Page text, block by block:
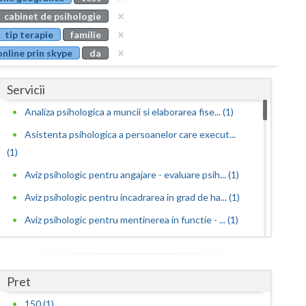
Buzau
Calarasi
Caras-Severin
Constanta
Dambovita
Dolj
Galati
cabinet de psihologie
tip terapie
familie
prin skype
da
Servicii
Analiza psihologica a muncii si elaborarea fise... (1)
Asistenta psihologica a persoanelor care execut...
(1)
Aviz psihologic pentru angajare - evaluare psih... (1)
Aviz psihologic pentru incadrarea in grad de ha... (1)
Aviz psihologic pentru mentinerea in functie - ... (1)
Aviz psihologic pentru obtinerea permisului de ... (1)
Pret
150 (1)